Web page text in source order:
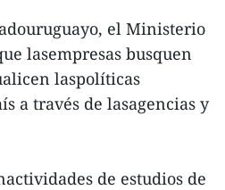
el Ministerio
lasempresas busquen
laspolíticas
a través de lasagencias y
de estudios de